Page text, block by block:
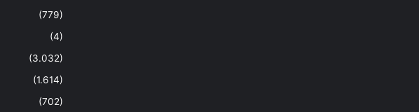
(779)
(4)
(3.032)
(1.614)
(702)